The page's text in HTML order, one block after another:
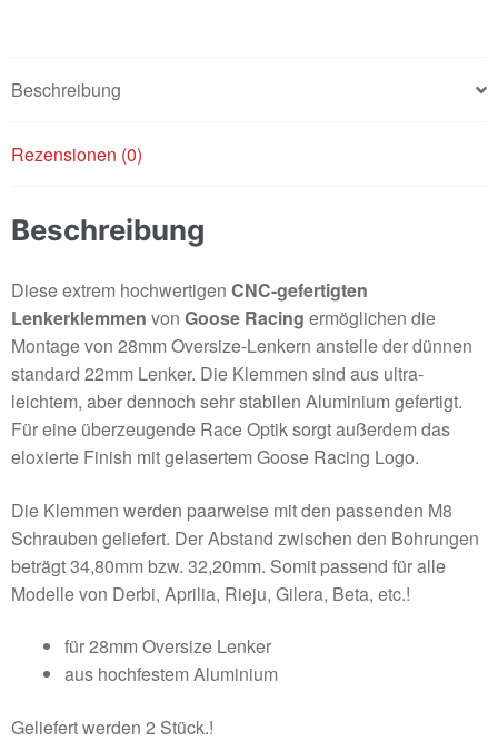
Beschreibung
Rezensionen (0)
Beschreibung
Diese extrem hochwertigen CNC-gefertigten
Lenkerklemmen von Goose Racing ermöglichen die
Montage von 28mm Oversize-Lenkern anstelle der dünnen
standard 22mm Lenker. Die Klemmen sind aus ultra-
leichtem, aber dennoch sehr stabilen Aluminium gefertigt.
Für eine überzeugende Race Optik sorgt außerdem das
eloxierte Finish mit gelasertem Goose Racing Logo.
Die Klemmen werden paarweise mit den passenden M8
Schrauben geliefert. Der Abstand zwischen den Bohrungen
beträgt 34,80mm bzw. 32,20mm. Somit passend für alle
Modelle von Derbi, Aprilia, Rieju, Gilera, Beta, etc.!
für 28mm Oversize Lenker
aus hochfestem Aluminium
Geliefert werden 2 Stück.!